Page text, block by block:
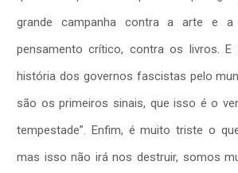
grande campanha contra a arte e a
pensamento crítico, contra os livros.
história dos governos fascistas pelo
são os primeiros sinais, que isso é o
tempestade”. Enfim, é muito triste o
mas isso não irá nos destruir, somos